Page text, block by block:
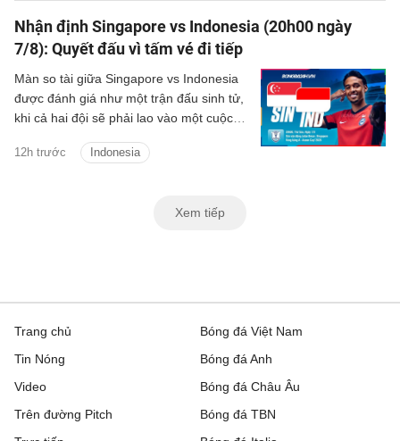
Nhận định Singapore vs Indonesia (20h00 ngày
7/8): Quyết đấu vì tấm vé đi tiếp
12h trước Indonesia
Màn so tài giữa Singapore vs Indonesia
được đánh giá như một trận đấu sinh tử,
khi cả hai đội sẽ phải lao vào một cuộc
vào bán kết.
Xem tiếp
Trang chủ
Tin Nóng
Video
Trên đường Pitch
Bóng đá Việt Nam
Bóng đá Anh
Bóng đá Châu Âu
Bóng đá TBN